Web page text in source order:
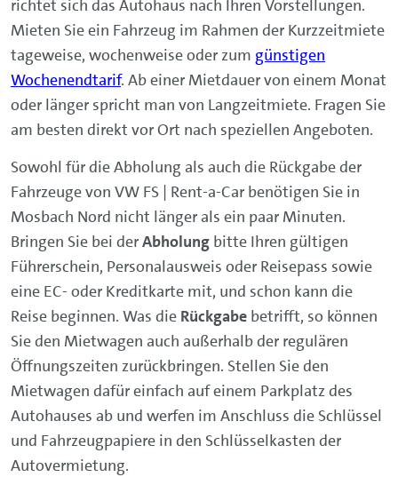
richtet sich das Autohaus nach Ihren Vorstellungen.
Mieten Sie ein Fahrzeug im Rahmen der Kurzzeitmiete
tageweise, wochenweise oder zum günstigen
Wochenendtarif. Ab einer Mietdauer von einem Monat
oder länger spricht man von Langzeitmiete. Fragen Sie
am besten direkt vor Ort nach speziellen Angeboten.
Sowohl für die Abholung als auch die Rückgabe der
Fahrzeuge von VW FS | Rent-a-Car benötigen Sie in
Mosbach Nord nicht länger als ein paar Minuten.
Bringen Sie bei derAbholung bitte Ihren gültigen
Führerschein, Personalausweis oder Reisepass sowie
eine EC- oder Kreditkarte mit, und schon kann die
Reise beginnen. Was die Rückgabe betrifft, so können
Sie den Mietwagen auch außerhalb der regulären
Öffnungszeiten zurückbringen. Stellen Sie den
Mietwagen dafür einfach auf einem Parkplatz des
Autohauses ab und werfen im Anschluss die Schlüssel
und Fahrzeugpapiere in den Schlüsselkasten der
Autovermietung.